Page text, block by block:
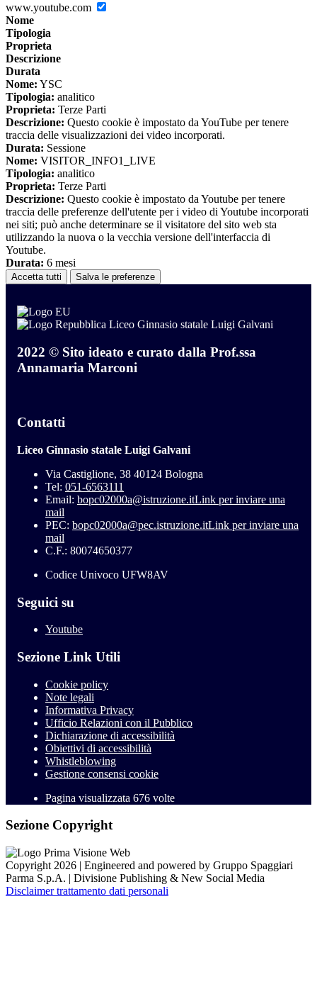
www.youtube.com
Nome
Tipologia
Proprieta
Descrizione
Durata
Nome: YSC
Tipologia: analitico
Proprieta: Terze Parti
Descrizione: Questo cookie è impostato da YouTube per tenere
traccia delle visualizzazioni dei video incorporati.
Durata: Sessione
Nome: VISITOR_INFO1_LIVE
Tipologia: analitico
Proprieta: Terze Parti
Descrizione: Questo cookie è impostato da Youtube per tenere
traccia delle preferenze dell'utente per i video di Youtube incorporati
nei siti; può anche determinare se il visitatore del sito web sta
utilizzando la nuova o la vecchia versione dell'interfaccia di
Youtube.
Durata: 6 mesi
Accetta tutti Salva le preferenze
Liceo Ginnasio statale Luigi Galvani
2022 © Sito ideato e curato dalla Prof.ssa
Annamaria Marconi
Contatti
Liceo Ginnasio statale Luigi Galvani
Via Castiglione, 38 40124 Bologna
Tel: 051-6563111
Email: bopc02000a@istruzione.itLink per inviare una
mail
PEC: bopc02000a@pec.istruzione.itLink per inviare una
mail
C.F.: 80074650377
Codice Univoco UFW8AV
Seguici su
Youtube
Sezione Link Utili
Cookie policy
Note legali
Informativa Privacy
Ufficio Relazioni con il Pubblico
Dichiarazione di accessibilità
Obiettivi di accessibilità
Whistleblowing
Gestione consensi cookie
Pagina visualizzata 676 volte
Sezione Copyright
Copyright 2026 | Engineered and powered by Gruppo Spaggiari
Parma S.p.A. | Divisione Publishing & New Social Media
Disclaimer trattamento dati personali